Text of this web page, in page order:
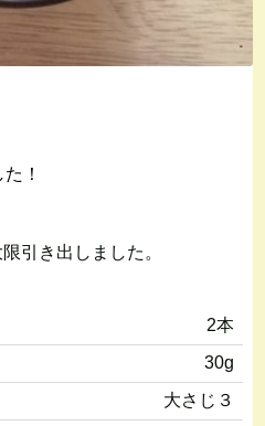
！
引き出しました。
2本
30g
大さじ３